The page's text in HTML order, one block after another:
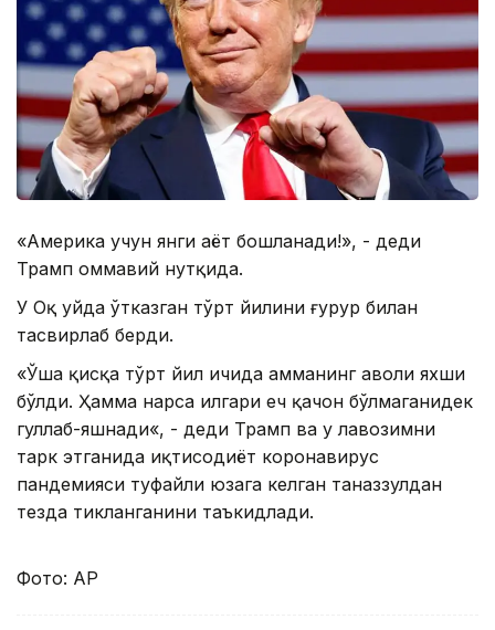
«Америка учун янги ҳаёт бошланади!», - деди
Трамп оммавий нутқида.
У Оқ уйда ўтказган тўрт йилини ғурур билан
тасвирлаб берди.
«Ўша қисқа тўрт йил ичида ҳамманинг аҳволи яхши
бўлди. Ҳамма нарса илгари ҳеч қачон бўлмаганидек
гуллаб-яшнади«, - деди Трамп ва у лавозимни
тарк этганида иқтисодиёт коронавирус
пандемияси туфайли юзага келган таназзулдан
тезда тикланганини таъкидлади.
Фото: AP